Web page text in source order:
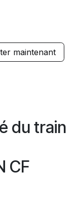
maintenant
du train
CF